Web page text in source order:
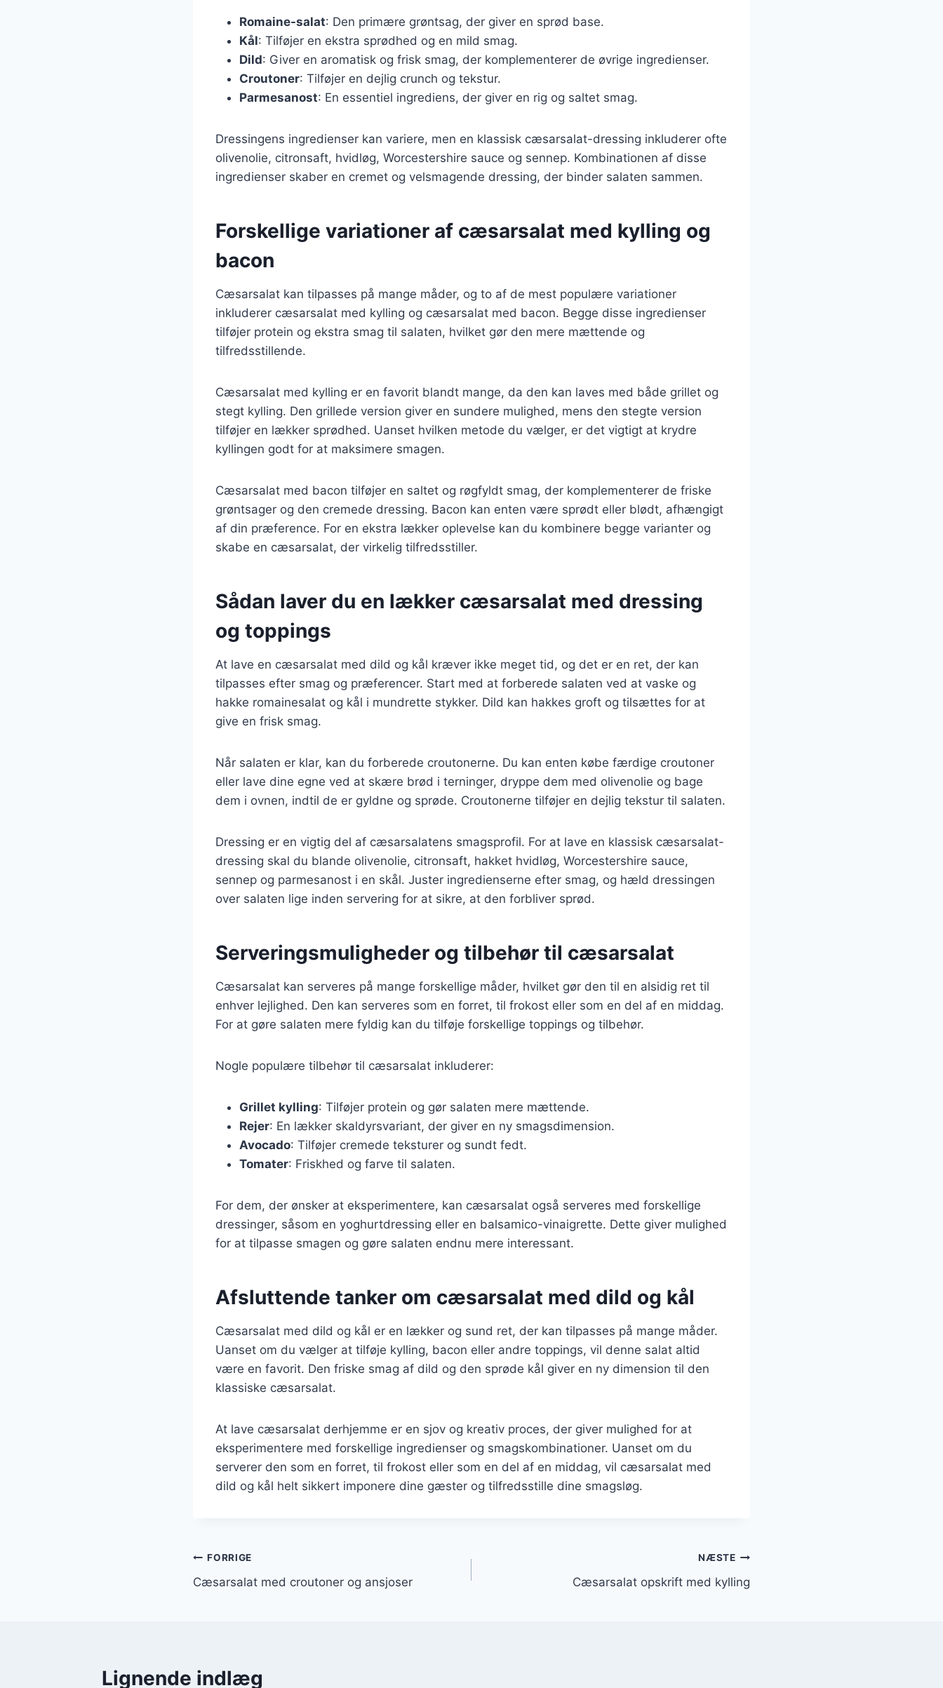
Romaine-salat: Den primære grøntsag, der giver en sprød base.
Kål: Tilføjer en ekstra sprødhed og en mild smag.
Dild: Giver en aromatisk og frisk smag, der komplementerer de øvrige ingredienser.
Croutoner: Tilføjer en dejlig crunch og tekstur.
Parmesanost: En essentiel ingrediens, der giver en rig og saltet smag.
Dressingens ingredienser kan variere, men en klassisk cæsarsalat-dressing inkluderer ofte
olivenolie, citronsaft, hvidløg, Worcestershire sauce og sennep. Kombinationen af disse
ingredienser skaber en cremet og velsmagende dressing, der binder salaten sammen.
Forskellige variationer af cæsarsalat med kylling og
bacon
Cæsarsalat kan tilpasses på mange måder, og to af de mest populære variationer
inkluderer cæsarsalat med kylling og cæsarsalat med bacon. Begge disse ingredienser
tilføjer protein og ekstra smag til salaten, hvilket gør den mere mættende og
tilfredsstillende.
Cæsarsalat med kylling er en favorit blandt mange, da den kan laves med både grillet og
stegt kylling. Den grillede version giver en sundere mulighed, mens den stegte version
tilføjer en lækker sprødhed. Uanset hvilken metode du vælger, er det vigtigt at krydre
kyllingen godt for at maksimere smagen.
Cæsarsalat med bacon tilføjer en saltet og røgfyldt smag, der komplementerer de friske
grøntsager og den cremede dressing. Bacon kan enten være sprødt eller blødt, afhængigt
af din præference. For en ekstra lækker oplevelse kan du kombinere begge varianter og
skabe en cæsarsalat, der virkelig tilfredsstiller.
Sådan laver du en lækker cæsarsalat med dressing
og toppings
At lave en cæsarsalat med dild og kål kræver ikke meget tid, og det er en ret, der kan
tilpasses efter smag og præferencer. Start med at forberede salaten ved at vaske og
hakke romainesalat og kål i mundrette stykker. Dild kan hakkes groft og tilsættes for at
give en frisk smag.
Når salaten er klar, kan du forberede croutonerne. Du kan enten købe færdige croutoner
eller lave dine egne ved at skære brød i terninger, dryppe dem med olivenolie og bage
dem i ovnen, indtil de er gyldne og sprøde. Croutonerne tilføjer en dejlig tekstur til salaten.
Dressing er en vigtig del af cæsarsalatens smagsprofil. For at lave en klassisk cæsarsalat-
dressing skal du blande olivenolie, citronsaft, hakket hvidløg, Worcestershire sauce,
sennep og parmesanost i en skål. Juster ingredienserne efter smag, og hæld dressingen
over salaten lige inden servering for at sikre, at den forbliver sprød.
Serveringsmuligheder og tilbehør til cæsarsalat
Cæsarsalat kan serveres på mange forskellige måder, hvilket gør den til en alsidig ret til
enhver lejlighed. Den kan serveres som en forret, til frokost eller som en del af en middag.
For at gøre salaten mere fyldig kan du tilføje forskellige toppings og tilbehør.
Nogle populære tilbehør til cæsarsalat inkluderer:
Grillet kylling: Tilføjer protein og gør salaten mere mættende.
Rejer: En lækker skaldyrsvariant, der giver en ny smagsdimension.
Avocado: Tilføjer cremede teksturer og sundt fedt.
Tomater: Friskhed og farve til salaten.
For dem, der ønsker at eksperimentere, kan cæsarsalat også serveres med forskellige
dressinger, såsom en yoghurtdressing eller en balsamico-vinaigrette. Dette giver mulighed
for at tilpasse smagen og gøre salaten endnu mere interessant.
Afsluttende tanker om cæsarsalat med dild og kål
Cæsarsalat med dild og kål er en lækker og sund ret, der kan tilpasses på mange måder.
Uanset om du vælger at tilføje kylling, bacon eller andre toppings, vil denne salat altid
være en favorit. Den friske smag af dild og den sprøde kål giver en ny dimension til den
klassiske cæsarsalat.
At lave cæsarsalat derhjemme er en sjov og kreativ proces, der giver mulighed for at
eksperimentere med forskellige ingredienser og smagskombinationer. Uanset om du
serverer den som en forret, til frokost eller som en del af en middag, vil cæsarsalat med
dild og kål helt sikkert imponere dine gæster og tilfredsstille dine smagsløg.
Indlægsnavigation
FORRIGE
Cæsarsalat med croutoner og ansjoser
NÆSTE
Cæsarsalat opskrift med kylling
Lignende indlæg